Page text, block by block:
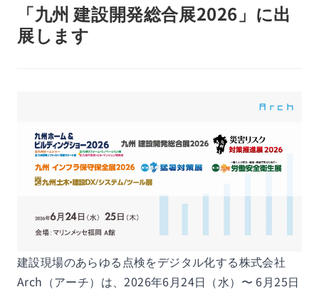
「九州 建設開発総合展2026」に出
展します
建設現場のあらゆる点検をデジタル化する株式会社
Arch（アーチ）は、2026年6月24日（水）〜 6月25日